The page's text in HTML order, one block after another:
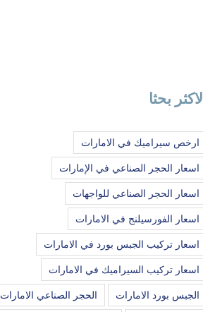
الاكثر بحثا
ارخص سيراميك في الامارات
اسعار الحجر الصناعي في الإمارات
اسعار الحجر الصناعي للواجهات
اسعار الفورسيلنج في الامارات
اسعار تركيب الجبس بورد في الامارات
اسعار تركيب السيراميك في الامارات
الجبس بورد الامارات الحجر الصناعي الامارات